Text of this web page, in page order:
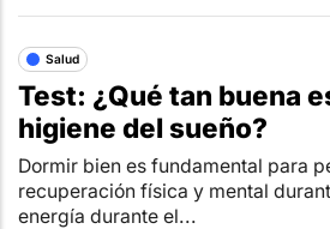
Salud
Test: ¿Qué tan buena
higiene del sueño?
Dormir bien es fundamental para
recuperación física y mental
energía durante el...